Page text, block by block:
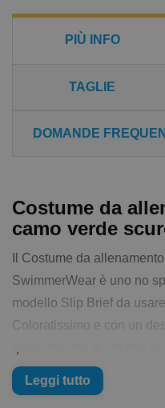
PIÙ INFO
TAGLIE
DOMANDE
Costume da
camo verde
Il Costume da
SwimmerWear è uno no
modello Slip Brief da
Coloratissimo e con un
piscina, costume
stessa cosa, in sostanza il
Leggi tutto